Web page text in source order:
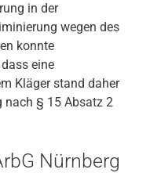
in der
wegen des
konnte
eine
Kläger stand daher
nach § 15 Absatz 2
Nürnberg